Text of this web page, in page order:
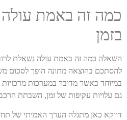
כמה זה באמת
בזמן
השאלה כמה זה באמת עולה נשאלת
להסתכם בהוצאה מתונה הופך לסכום
במיוחד כאשר מדובר במערכות
גם עלויות עקיפות של זמן, השבתת הרכב
דווקא כאן מתגלה הערך האמיתי של